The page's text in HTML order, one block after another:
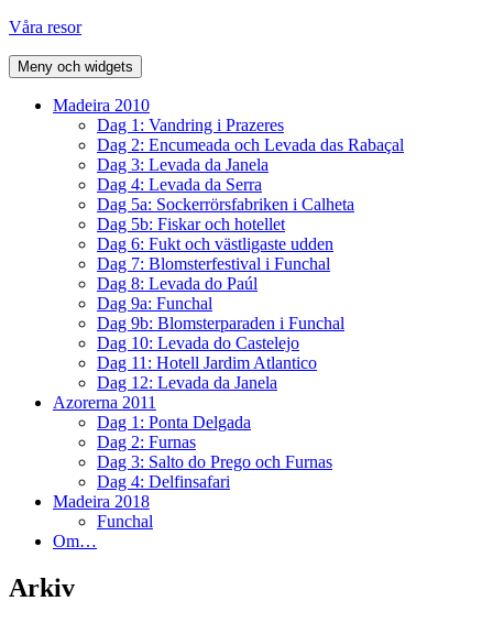
Hoppa
innehåll
Våra resor
Meny och widgets
Madeira 2010
Dag 1: Vandring i Prazeres
Dag 2: Encumeada och Levada das Rabaçal
Dag 3: Levada da Janela
Dag 4: Levada da Serra
Dag 5a: Sockerrörsfabriken i Calheta
Dag 5b: Fiskar och hotellet
Dag 6: Fukt och västligaste udden
Dag 7: Blomsterfestival i Funchal
Dag 8: Levada do Paúl
Dag 9a: Funchal
Dag 9b: Blomsterparaden i Funchal
Dag 10: Levada do Castelejo
Dag 11: Hotell Jardim Atlantico
Dag 12: Levada da Janela
Azorerna 2011
Dag 1: Ponta Delgada
Dag 2: Furnas
Dag 3: Salto do Prego och Furnas
Dag 4: Delfinsafari
Madeira 2018
Funchal
Om…
Arkiv